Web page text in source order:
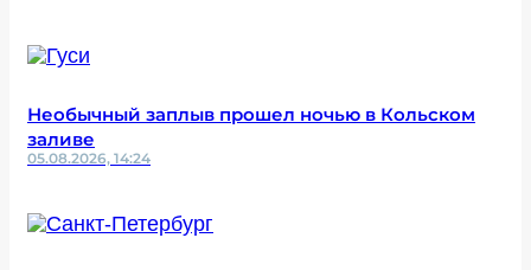
Необычный заплыв прошел ночью в Кольском
заливе
05.08.2026, 14:24